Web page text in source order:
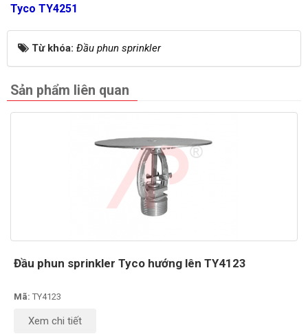
Tyco TY4251
Từ khóa: Đầu phun sprinkler
Sản phẩm liên quan
Đầu phun sprinkler Tyco hướng lên TY4123
Mã: TY4123
Xem chi tiết